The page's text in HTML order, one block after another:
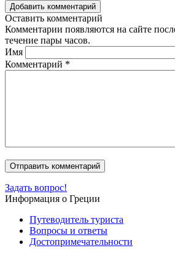
Добавить комментарий
Оставить комментарий
Комментарии появляются на сайте
течение пары часов.
Имя
Комментарий *
Задать вопрос!
Информация о Греции
Путеводитель туриста
Вопросы и ответы
Достопримечательности